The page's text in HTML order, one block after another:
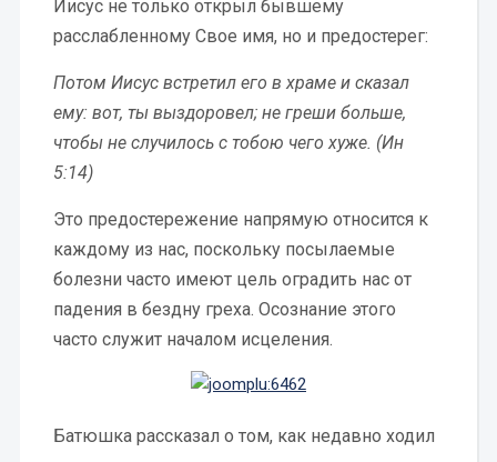
Иисус не только открыл бывшему
расслабленному Свое имя, но и предостерег:
Потом Иисус встретил его в храме и сказал
ему: вот, ты выздоровел; не греши больше,
чтобы не случилось с тобою чего хуже. (Ин
5:14)
Это предостережение напрямую относится к
каждому из нас, поскольку посылаемые
болезни часто имеют цель оградить нас от
падения в бездну греха. Осознание этого
часто служит началом исцеления.
Батюшка рассказал о том, как недавно ходил